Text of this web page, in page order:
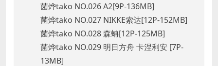
菌烨tako NO.026 A2[9P-136MB]
菌烨tako NO.027 NIKKE索达[12P-152MB]
菌烨tako NO.028 森蚺[12P-125MB]
菌烨tako NO.029 明日方舟 卡涅利安 [7P-
13MB]